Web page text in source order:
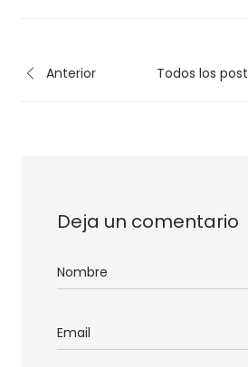
Anterior Todos los post
Deja un comentario